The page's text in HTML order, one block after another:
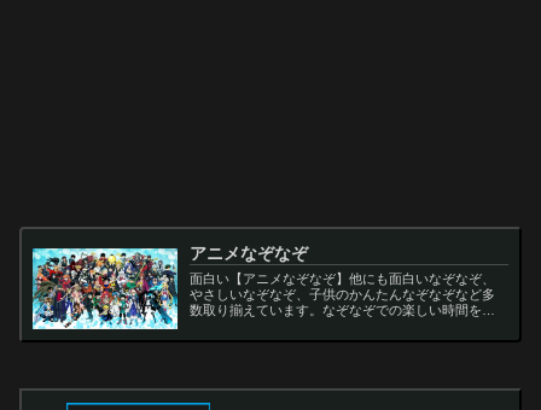
アニメなぞなぞ
面白い【アニメなぞなぞ】他にも面白いなぞなぞ、
やさしいなぞなぞ、子供のかんたんなぞなぞなど多
数取り揃えています。なぞなぞでの楽しい時間をお